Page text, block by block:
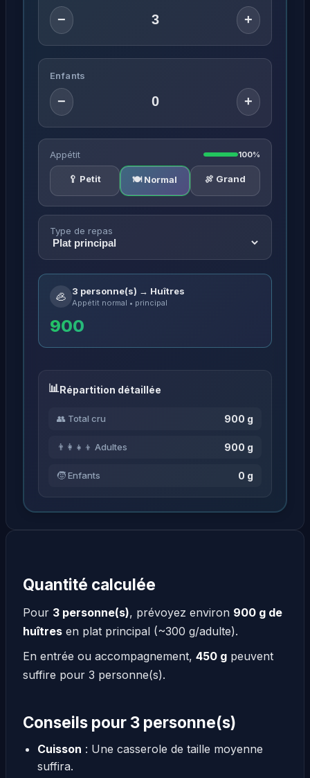
− +
Enfants
− +
Appétit 100%
🥄 Petit 🍽️ Normal 🍖 Grand
Type de repas
🦪 3 personne(s) → Huîtres
Appétit normal • principal
900
Répartition détaillée
👥 Total cru 900 g
👨‍👩‍👧‍👦 Adultes 900 g
🧒 Enfants 0 g
Quantité calculée
Pour 3 personne(s), prévoyez environ 900 g de
huîtres en plat principal (~300 g/adulte).
En entrée ou accompagnement, 450 g peuvent
suffire pour 3 personne(s).
Conseils pour 3 personne(s)
Cuisson : Une casserole de taille moyenne
suffira.